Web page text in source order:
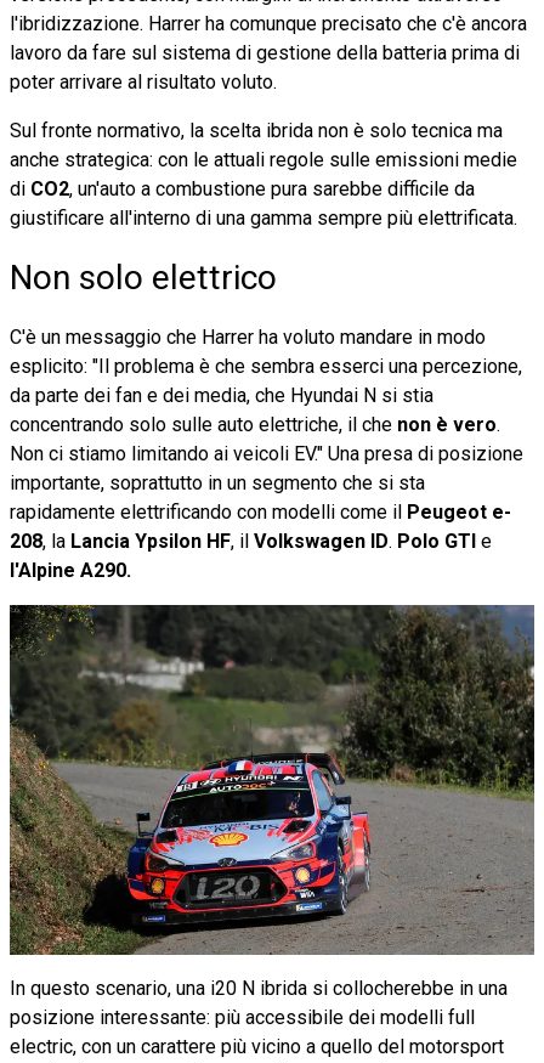
l'ibridizzazione. Harrer ha comunque precisato che c'è ancora
lavoro da fare sul sistema di gestione della batteria prima di
poter arrivare al risultato voluto.
Sul fronte normativo, la scelta ibrida non è solo tecnica ma
anche strategica: con le attuali regole sulle emissioni medie
di CO2, un'auto a combustione pura sarebbe difficile da
giustificare all'interno di una gamma sempre più elettrificata.
Non solo elettrico
C'è un messaggio che Harrer ha voluto mandare in modo
esplicito: "Il problema è che sembra esserci una percezione,
da parte dei fan e dei media, che Hyundai N si stia
concentrando solo sulle auto elettriche, il che non è vero.
Non ci stiamo limitando ai veicoli EV." Una presa di posizione
importante, soprattutto in un segmento che si sta
rapidamente elettrificando con modelli come il Peugeot e-
208, la Lancia Ypsilon HF, il Volkswagen ID. Polo GTI e
l'Alpine A290.
In questo scenario, una i20 N ibrida si collocherebbe in una
posizione interessante: più accessibile dei modelli full
electric, con un carattere più vicino a quello del motorsport